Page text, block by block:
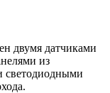
двумя датчиками
из
светодиодными